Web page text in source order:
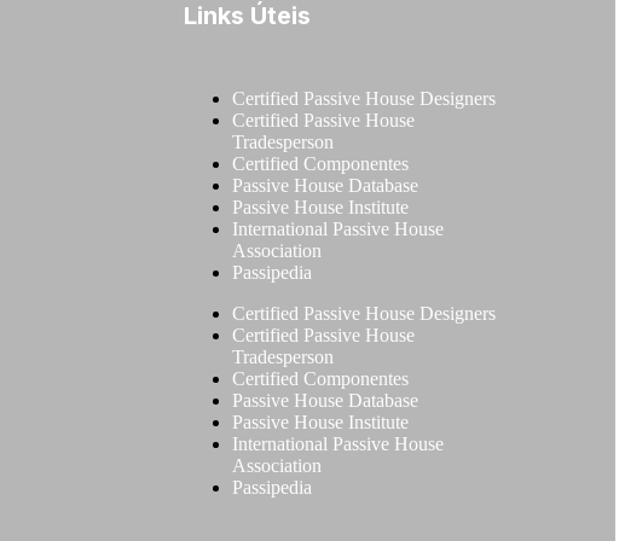
Links Úteis
Certified Passive House Designers
Certified Passive House
Tradesperson
Certified Componentes
Passive House Database
Passive House Institute
International Passive House
Association
Passipedia
Certified Passive House Designers
Certified Passive House
Tradesperson
Certified Componentes
Passive House Database
Passive House Institute
International Passive House
Association
Passipedia